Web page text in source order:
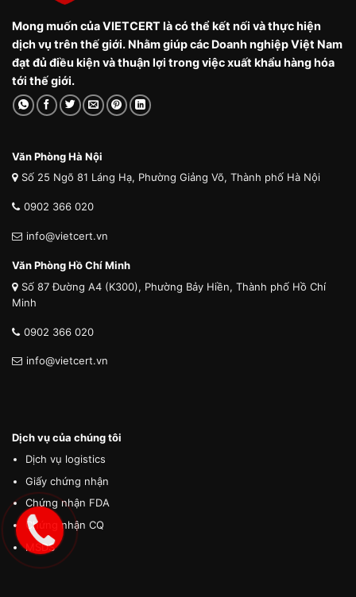
Mong muốn của VIETCERT là có thể kết nối và thực hiện
dịch vụ trên thế giới. Nhằm giúp các Doanh nghiệp Việt Nam
đạt đủ điều kiện và thuận lợi trong việc xuất khẩu hàng hóa
tới thế giới.
Văn Phòng Hà Nội
Số 25 Ngõ 81 Láng Hạ, Phường Giảng Võ, Thành phố Hà Nội
0902 366 020
info@vietcert.vn
Văn Phòng Hồ Chí Minh
Số 87 Đường A4 (K300), Phường Bảy Hiền, Thành phố Hồ Chí
Minh
0902 366 020
info@vietcert.vn
Dịch vụ của chúng tôi
Dịch vụ logistics
Giấy chứng nhận
Chứng nhận FDA
Chứng nhận CQ
MSDS